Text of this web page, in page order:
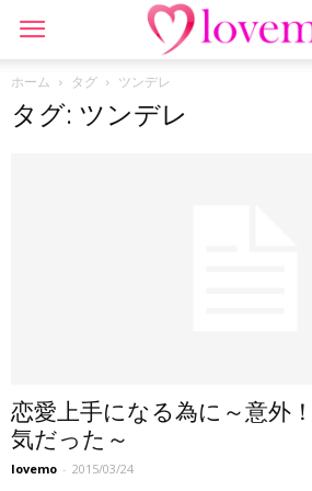
ホーム タグ ツンデレ
タグ: ツンデレ
恋愛上手になる為に～意外
気だった～
lovemo - 2015/03/24